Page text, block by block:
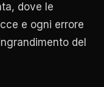
dove le
e ogni errore
del